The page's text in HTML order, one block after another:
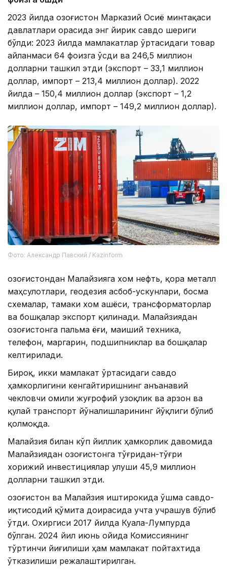
2023 йилда Қозоғистон Марказий Осиё минтақаси
давлатлари орасида энг йирик савдо шериги
бўлди: 2023 йилда мамлакатлар ўртасидаги товар
айланмаси 64 фоизга ўсди ва 246,5 миллион
долларни ташкил этди (экспорт – 33,1 миллион
доллар, импорт – 213,4 миллион доллар). 2022
йилда – 150,4 миллион доллар (экспорт – 1,2
миллион доллар, импорт – 149,2 миллион доллар).
Фото: Александр Павский / Kazinform
Қозоғистондан Малайзияга хом нефть, қора металл
маҳсулотлари, геодезия асбоб-ускунлари, босма
схемалар, тамаки хом ашёси, трансформаторлар
ва бошқалар экспорт қилинади. Малайзиядан
Қозоғистонга пальма ёғи, маиший техника,
телефон, маргарин, подшипниклар ва бошқалар
келтирилади.
Бироқ, икки мамлакат ўртасидаги савдо
ҳамкорлигини кенгайтиришнинг анъанавий
чекловчи омили жуғрофий узоқлик ва арзон ва
қулай транспорт йўналишларининг йўқлиги бўлиб
қолмоқда.
Малайзия билан кўп йиллик ҳамкорлик давомида
Малайзиядан Қозоғистонга тўғридан-тўғри
хорижий инвестициялар улуши 45,9 миллион
долларни ташкил этди.
Қозоғистон ва Малайзия иштирокида Қўшма савдо-
иқтисодий қўмита доирасида учта учрашув бўлиб
ўтди. Охиргиси 2017 йилда Куала-Лумпурда
бўлган. 2024 йил июнь ойида Комиссиянинг
тўртинчи йиғилиши ҳам мамлакат пойтахтида
ўтказилиши режалаштирилган.